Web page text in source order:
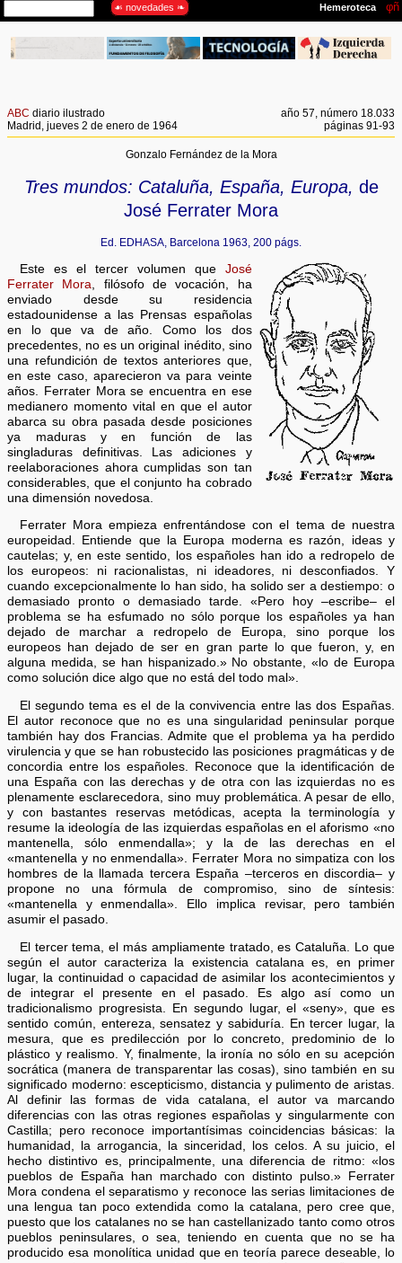
ABC diario ilustrado
Madrid, jueves 2 de enero de 1964
año 57, número 18.033
páginas 91-93
Gonzalo Fernández de la Mora
Tres mundos: Cataluña, España, Europa, de
José Ferrater Mora
Ed. EDHASA, Barcelona 1963, 200 págs.
Este es el tercer volumen que José
Ferrater Mora , filósofo de vocación, ha
enviado desde su residencia
estadounidense a las Prensas españolas
en lo que va de año. Como los dos
precedentes, no es un original inédito, sino
una refundición de textos anteriores que,
en este caso, aparecieron va para veinte
años. Ferrater Mora se encuentra en ese
medianero momento vital en que el autor
abarca su obra pasada desde posiciones
ya maduras y en función de las
singladuras definitivas. Las adiciones y
reelaboraciones ahora cumplidas son tan
considerables, que el conjunto ha cobrado
una dimensión novedosa.
Ferrater Mora empieza enfrentándose con el tema de nuestra
europeidad. Entiende que la Europa moderna es razón, ideas y
cautelas; y, en este sentido, los españoles han ido a redropelo de
los europeos: ni racionalistas, ni ideadores, ni desconfiados. Y
cuando excepcionalmente lo han sido, ha solido ser a destiempo: o
demasiado pronto o demasiado tarde. «Pero hoy –escribe– el
problema se ha esfumado no sólo porque los españoles ya han
dejado de marchar a redropelo de Europa, sino porque los
europeos han dejado de ser en gran parte lo que fueron, y, en
alguna medida, se han hispanizado.» No obstante, «lo de Europa
como solución dice algo que no está del todo mal».
El segundo tema es el de la convivencia entre las dos Españas.
El autor reconoce que no es una singularidad peninsular porque
también hay dos Francias. Admite que el problema ya ha perdido
virulencia y que se han robustecido las posiciones pragmáticas y de
concordia entre los españoles. Reconoce que la identificación de
una España con las derechas y de otra con las izquierdas no es
plenamente esclarecedora, sino muy problemática. A pesar de ello,
y con bastantes reservas metódicas, acepta la terminología y
resume la ideología de las izquierdas españolas en el aforismo «no
mantenella, sólo enmendalla»; y la de las derechas en el
«mantenella y no enmendalla». Ferrater Mora no simpatiza con los
hombres de la llamada tercera España –terceros en discordia– y
propone no una fórmula de compromiso, sino de síntesis:
«mantenella y enmendalla». Ello implica revisar, pero también
asumir el pasado.
El tercer tema, el más ampliamente tratado, es Cataluña. Lo que
según el autor caracteriza la existencia catalana es, en primer
lugar, la continuidad o capacidad de asimilar los acontecimientos y
de integrar el presente en el pasado. Es algo así como un
tradicionalismo progresista. En segundo lugar, el «seny», que es
sentido común, entereza, sensatez y sabiduría. En tercer lugar, la
mesura, que es predilección por lo concreto, predominio de lo
plástico y realismo. Y, finalmente, la ironía no sólo en su acepción
socrática (manera de transparentar las cosas), sino también en su
significado moderno: escepticismo, distancia y pulimento de aristas.
Al definir las formas de vida catalana, el autor va marcando
diferencias con las otras regiones españolas y singularmente con
Castilla; pero reconoce importantísimas coincidencias básicas: la
humanidad, la arrogancia, la sinceridad, los celos. A su juicio, el
hecho distintivo es, principalmente, una diferencia de ritmo: «los
pueblos de España han marchado con distinto pulso.» Ferrater
Mora condena el separatismo y reconoce las serias limitaciones de
una lengua tan poco extendida como la catalana, pero cree que,
puesto que los catalanes no se han castellanizado tanto como otros
pueblos peninsulares, o sea, teniendo en cuenta que no se ha
producido esa monolítica unidad que en teoría parece deseable, lo